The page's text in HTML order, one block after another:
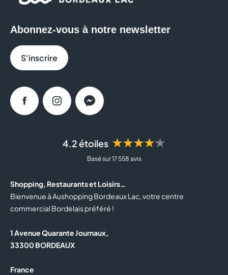
4.2 étoiles ★★★★★
Basé sur 17 558 avis
Shopping, Restaurants et Loisirs…
Bienvenue à Aushopping Bordeaux Lac, votre centre
commercial Bordelais préféré !
1 Avenue Quarante Journaux,
33300 BORDEAUX
France
Abonnez-vous à notre newsletter
S'inscrire
FacebookInstagramMessenger